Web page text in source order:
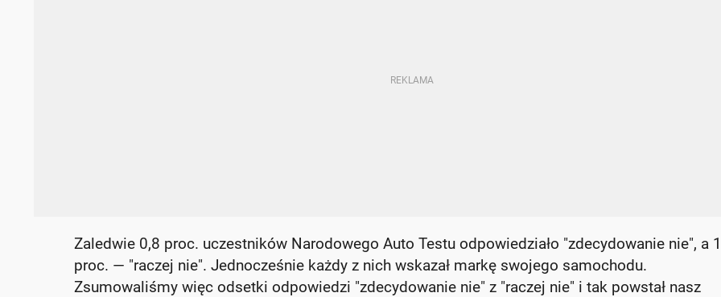
Zaledwie 0,8 proc. uczestników Narodowego Auto Testu odpowiedziało "zdecydowanie nie", a
proc. — "raczej nie". Jednocześnie każdy z nich wskazał markę swojego samochodu.
Zsumowaliśmy więc odsetki odpowiedzi "zdecydowanie nie" z "raczej nie" i tak powstał nasz